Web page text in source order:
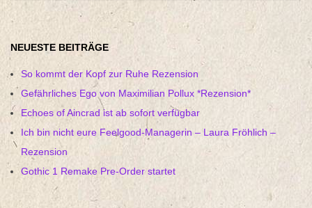
NEUESTE BEITRÄGE
So kommt der Kopf zur Ruhe Rezension
Gefährliches Ego von Maximilian Pollux *Rezension*
Echoes of Aincrad ist ab sofort verfügbar
Ich bin nicht eure Feelgood-Managerin – Laura Fröhlich –
Rezension
Gothic 1 Remake Pre-Order startet